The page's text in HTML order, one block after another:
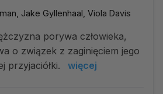
Jake Gyllenhaal, Viola Davis
porywa człowieka,
o związek z zaginięciem jego
przyjaciółki.
więcej